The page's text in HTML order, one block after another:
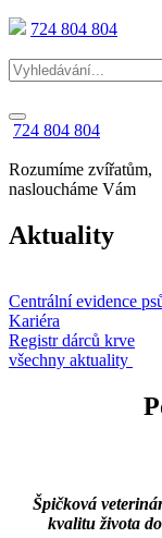
724 804 804
724 804 804
Rozumíme zvířatům,
nasloucháme Vám
Aktuality
Centrální evidence
Kariéra
Registr dárců krve
všechny aktuality
Špičková
kvalitu života